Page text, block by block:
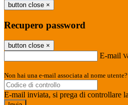
button close ×
Recupero password
button close ×
E-mail
Non hai una e-mail associata al nome
E-mail inviata, si prega di controllare